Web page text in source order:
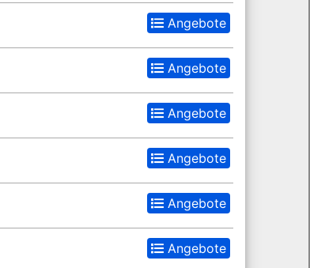
Angebote
Angebote
Angebote
Angebote
Angebote
Angebote